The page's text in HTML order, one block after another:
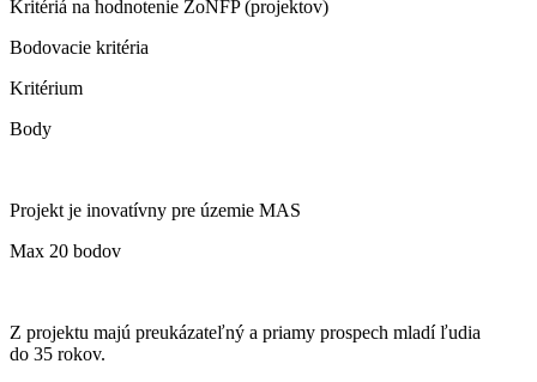
Kritériá na hodnotenie ŽoNFP (projektov)
Bodovacie kritéria
Kritérium
Body
Projekt je inovatívny pre územie MAS
Max 20 bodov
Z projektu majú preukázateľný a priamy prospech mladí ľudia
do 35 rokov.